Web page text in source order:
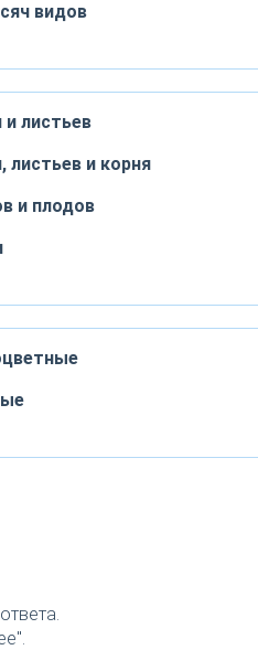
видов
листьев
листьев и корня
и плодов